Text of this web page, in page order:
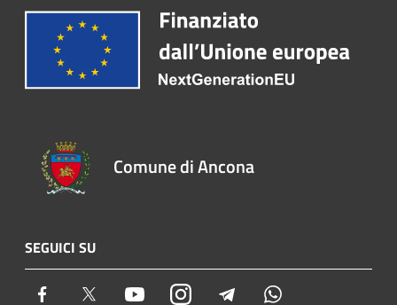
Comune di Ancona
SEGUICI SU
Facebook Twitter YoutubeInstagram Telegram